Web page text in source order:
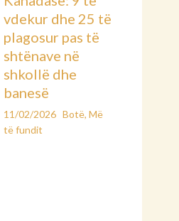
vdekur dhe 25 të
plagosur pas të
shtënave në
shkollë dhe
banesë
11/02/2026 Botë, Më
të fundit